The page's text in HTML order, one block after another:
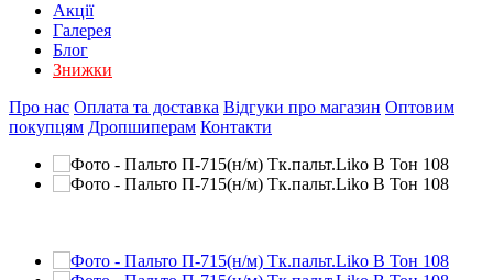
Акції
Галерея
Блог
Знижки
Про нас Оплата та доставка Відгуки про магазин Оптовим
покупцям Дропшиперам Контакти